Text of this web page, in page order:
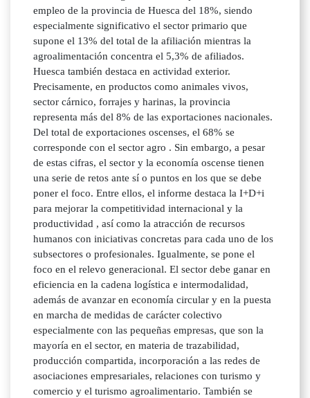
empleo de la provincia de Huesca del 18%, siendo
especialmente significativo el sector primario que
supone el 13% del total de la afiliación mientras la
agroalimentación concentra el 5,3% de afiliados.
Huesca también destaca en actividad exterior.
Precisamente, en productos como animales vivos,
sector cárnico, forrajes y harinas, la provincia
representa más del 8% de las exportaciones nacionales.
Del total de exportaciones oscenses, el 68% se
corresponde con el sector agro . Sin embargo, a pesar
de estas cifras, el sector y la economía oscense tienen
una serie de retos ante sí o puntos en los que se debe
poner el foco. Entre ellos, el informe destaca la I+D+i
para mejorar la competitividad internacional y la
productividad , así como la atracción de recursos
humanos con iniciativas concretas para cada uno de los
subsectores o profesionales. Igualmente, se pone el
foco en el relevo generacional. El sector debe ganar en
eficiencia en la cadena logística e intermodalidad,
además de avanzar en economía circular y en la puesta
en marcha de medidas de carácter colectivo
especialmente con las pequeñas empresas, que son la
mayoría en el sector, en materia de trazabilidad,
producción compartida, incorporación a las redes de
asociaciones empresariales, relaciones con turismo y
comercio y el turismo agroalimentario. También se